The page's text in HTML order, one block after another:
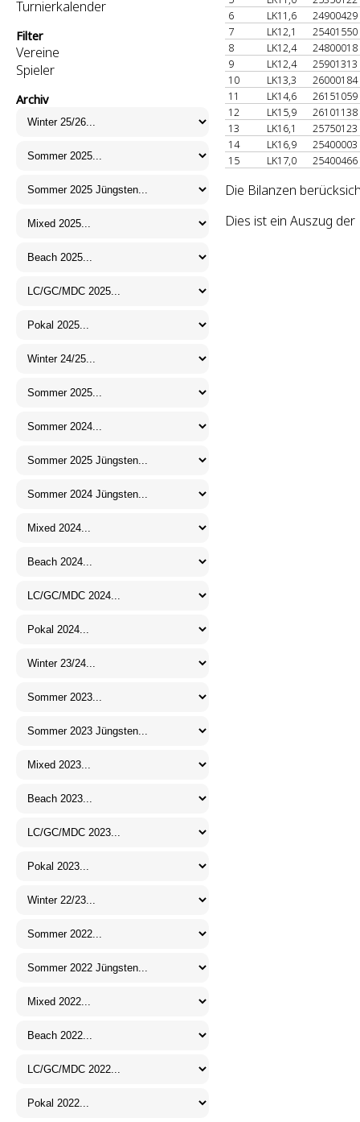
Turnierkalender
Filter
Vereine
Spieler
Archiv
6
LK11,6
24900429
7
LK12,1
25401550
8
LK12,4
24800018
9
LK12,4
25901313
10
LK13,3
26000184
11
LK14,6
26151059
12
LK15,9
26101138
13
LK16,1
25750123
14
LK16,9
25400003
15
LK17,0 25400466
Die Bilanzen
Dies ist ein Auszug